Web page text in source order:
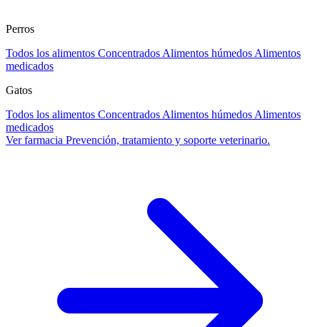
Perros
Todos los alimentos Concentrados Alimentos húmedos Alimentos
medicados
Gatos
Todos los alimentos Concentrados Alimentos húmedos Alimentos
medicados
Ver farmacia Prevención, tratamiento y soporte veterinario.